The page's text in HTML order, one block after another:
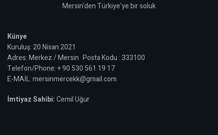
Mersin'den Türkiye'ye bir soluk
Künye
Kuruluş: 20 Nisan 2021
Adres: Merkez / Mersin Posta Kodu : 333100
Telefon/Phone: + 90 530 561 19 17
E-MAİL: mersinmercekk@gmail.com
İmtiyaz Sahibi:Cemil Uğur